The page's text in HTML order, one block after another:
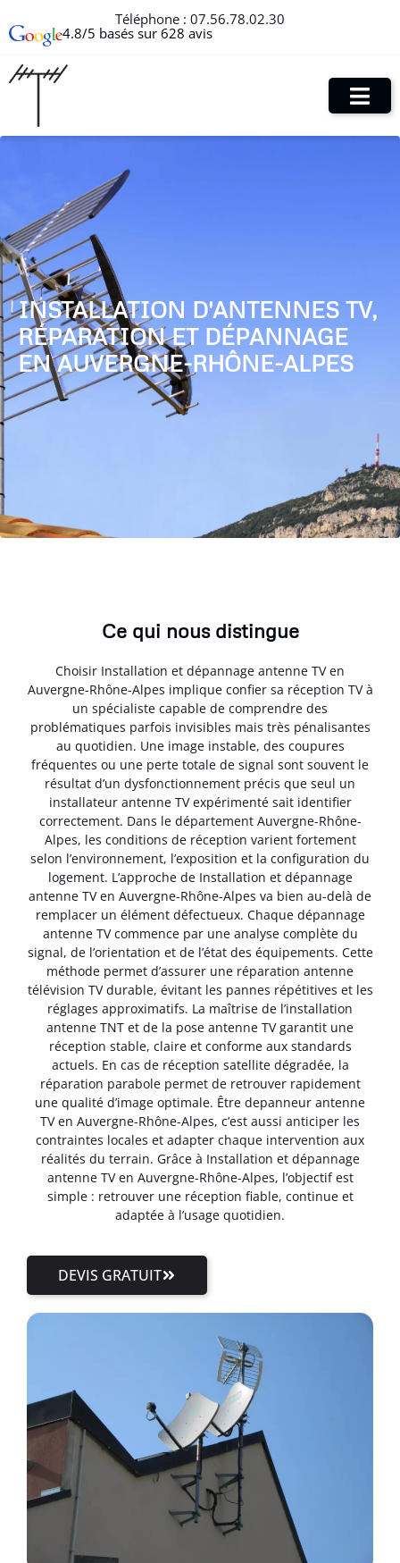
Téléphone : 07.56.78.02.30
4.8/5 basés sur 628 avis
INSTALLATION D'ANTENNES TV,
RÉPARATION ET DÉPANNAGE
EN AUVERGNE-RHÔNE-ALPES
Ce qui nous distingue
Choisir Installation et dépannage antenne TV en
Auvergne-Rhône-Alpes implique confier sa réception TV à
un spécialiste capable de comprendre des
problématiques parfois invisibles mais très pénalisantes
au quotidien. Une image instable, des coupures
fréquentes ou une perte totale de signal sont souvent le
résultat d’un dysfonctionnement précis que seul un
installateur antenne TV expérimenté sait identifier
correctement. Dans le département Auvergne-Rhône-
Alpes, les conditions de réception varient fortement
selon l’environnement, l’exposition et la configuration du
logement. L’approche de Installation et dépannage
antenne TV en Auvergne-Rhône-Alpes va bien au-delà de
remplacer un élément défectueux. Chaque dépannage
antenne TV commence par une analyse complète du
signal, de l’orientation et de l’état des équipements. Cette
méthode permet d’assurer une réparation antenne
télévision TV durable, évitant les pannes répétitives et les
réglages approximatifs. La maîtrise de l’installation
antenne TNT et de la pose antenne TV garantit une
réception stable, claire et conforme aux standards
actuels. En cas de réception satellite dégradée, la
réparation parabole permet de retrouver rapidement
une qualité d’image optimale. Être depanneur antenne
TV en Auvergne-Rhône-Alpes, c’est aussi anticiper les
contraintes locales et adapter chaque intervention aux
réalités du terrain. Grâce à Installation et dépannage
antenne TV en Auvergne-Rhône-Alpes, l’objectif est
simple : retrouver une réception fiable, continue et
adaptée à l’usage quotidien.
DEVIS GRATUIT